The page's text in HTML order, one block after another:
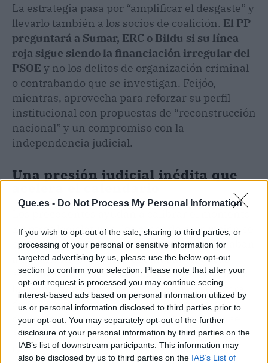
Que.es - Do Not Process My Personal Information
If you wish to opt-out of the sale, sharing to third parties, or
processing of your personal or sensitive information for
targeted advertising by us, please use the below opt-out
section to confirm your selection. Please note that after your
opt-out request is processed you may continue seeing
interest-based ads based on personal information utilized by
us or personal information disclosed to third parties prior to
your opt-out. You may separately opt-out of the further
disclosure of your personal information by third parties on the
IAB’s list of downstream participants. This information may
also be disclosed by us to third parties on the IAB’s List of
La estrategia pasa por “amplificar el desgaste” y
llevarlo también a los socios de coalición. El PP
preguntará a Sumar, ERC o Bildu si su línea
roja sigue siendo la financiación irregular del
PSOE y no los delitos de organización criminal
o contrabando que se investigan. Feijóo,
mientras, aprovecha para reforzar su perfil
institucional con propuestas de “reconstrucción
nacional” y un compromiso con la
independencia judicial.
Una presión judicial inédita que
En otras legislaturas, los casos de corrupción se
sucedían a un ritmo menor y rara vez afectaban
a tan alto nivel. Aquí se acumulan en pocas
semanas la vista preliminar de Begoña Gómez,
la comparecencia en el Senado de la directora
de la Guardia Civil, Mercedes González, y la
declaración de Zapatero ante el juez. A eso se
suma la inminente sentencia del caso de las
mascarillas tras el juicio a José Luis Ábalos.